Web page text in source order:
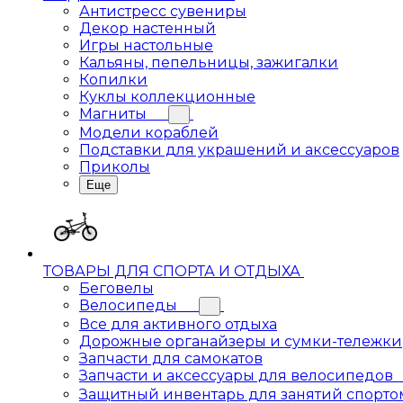
Антистресс сувениры
Декор настенный
Игры настольные
Кальяны, пепельницы, зажигалки
Копилки
Куклы коллекционные
Магниты
Модели кораблей
Подставки для украшений и аксессуаров
Приколы
Еще
ТОВАРЫ ДЛЯ СПОРТА И ОТДЫХА
Беговелы
Велосипеды
Все для активного отдыха
Дорожные органайзеры и сумки-тележки
Запчасти для самокатов
Запчасти и аксессуары для велосипедов
Защитный инвентарь для занятий